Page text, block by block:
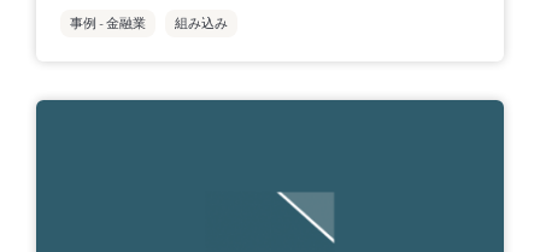
事例 - 金融業 組み込み